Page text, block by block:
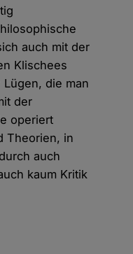
auch mit der
Klischees
die man
der
operiert
Theorien, in
auch
kaum Kritik